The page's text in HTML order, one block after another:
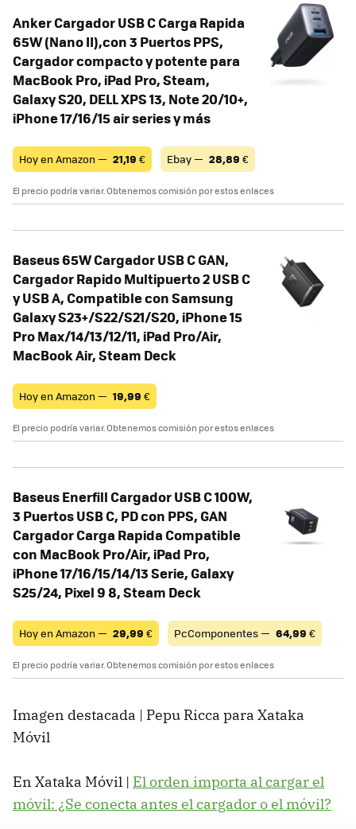
Anker Cargador USB C Carga Rapida
65W (Nano II),con 3 Puertos PPS,
Cargador compacto y potente para
MacBook Pro, iPad Pro, Steam,
Galaxy S20, DELL XPS 13, Note 20/10+,
iPhone 17/16/15 air series y más
Hoy en Amazon — 21,19 € Ebay — 28,89 €
El precio podría variar. Obtenemos comisión por estos enlaces
Baseus 65W Cargador USB C GAN,
Cargador Rapido Multipuerto 2 USB C
y USB A, Compatible con Samsung
Galaxy S23+/S22/S21/S20, iPhone 15
Pro Max/14/13/12/11, iPad Pro/Air,
MacBook Air, Steam Deck
Hoy en Amazon — 19,99 €
El precio podría variar. Obtenemos comisión por estos enlaces
Baseus Enerfill Cargador USB C 100W,
3 Puertos USB C, PD con PPS, GAN
Cargador Carga Rapida Compatible
con MacBook Pro/Air, iPad Pro,
iPhone 17/16/15/14/13 Serie, Galaxy
S25/24, Pixel 9 8, Steam Deck
Hoy en Amazon — 29,99 € PcComponentes — 64,99 €
El precio podría variar. Obtenemos comisión por estos enlaces
Imagen destacada | Pepu Ricca para Xataka
Móvil
En Xataka Móvil | El orden importa al cargar el
móvil: ¿Se conecta antes el cargador o el móvil?